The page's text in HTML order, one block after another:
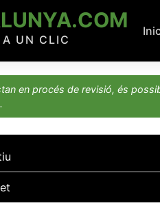
UN CLIC
en procés de revisió, és